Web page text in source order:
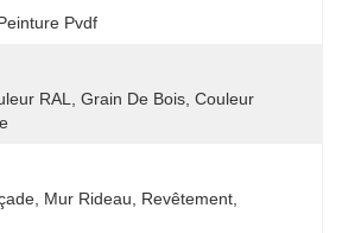
Pvdf
RAL, Grain De Bois, Couleur
Mur Rideau, Revêtement,